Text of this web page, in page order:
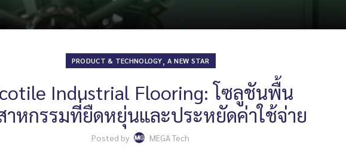
PRODUCT & TECHNOLOGY, A NEW STAR
Industrial Flooring: โซลูชันพื้น
าหกรรมที่ยืดหยุ่นและประหยัดค่าใช้จ่าย
Posted by MEGA Tech